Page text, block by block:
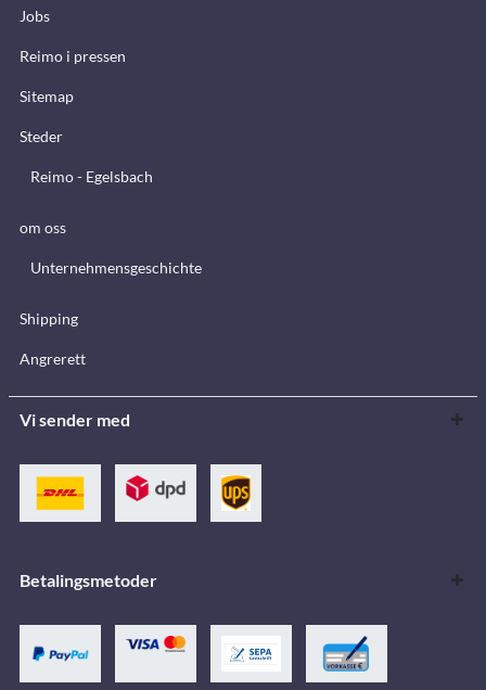
Jobs
Reimo i pressen
Sitemap
Steder
Reimo - Egelsbach
om oss
Unternehmensgeschichte
Shipping
Angrerett
Vi sender med
Betalingsmetoder